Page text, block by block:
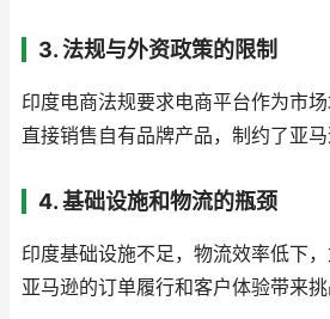
3. 法规与外资政策的限制
印度电商法规要求电商平台作为市
直接销售自有品牌产品，制约了亚马
4. 基础设施和物流的瓶颈
印度基础设施不足，物流效率低下
亚马逊的订单履行和客户体验带来挑